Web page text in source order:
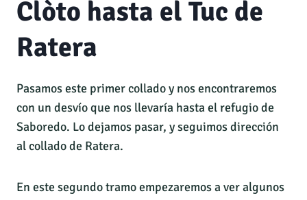
Clòto hasta el Tuc de
Ratera
Pasamos este primer collado y nos encontraremos
con un desvío que nos llevaría hasta el refugio de
Saboredo. Lo dejamos pasar, y seguimos dirección
al collado de Ratera.
En este segundo tramo empezaremos a ver algunos